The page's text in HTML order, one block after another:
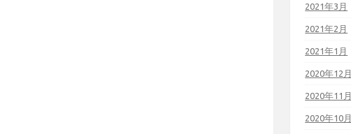
2021年3月
2021年2月
2021年1月
2020年12月
2020年11月
2020年10月